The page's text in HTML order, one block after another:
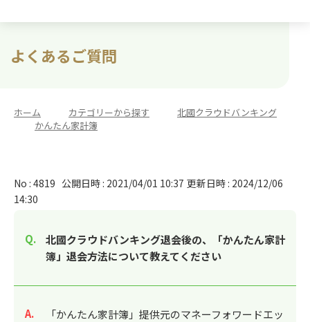
よくあるご質問
ホーム カテゴリーから探す
北國クラウドバンキング
かんたん家計簿
No : 4819 公開日時 : 2021/04/01 10:37 更新日時 : 2024/12/06
14:30
北國クラウドバンキング退会後の、「かんたん家計
簿」退会方法について教えてください
回答
「かんたん家計簿」提供元のマネーフォワードエッ